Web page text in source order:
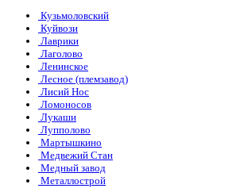
Кузьмоловский
Куйвози
Лаврики
Лаголово
Ленинское
Лесное (племзавод)
Лисий Нос
Ломоносов
Лукаши
Лупполово
Мартышкино
Медвежий Стан
Медный завод
Металлострой